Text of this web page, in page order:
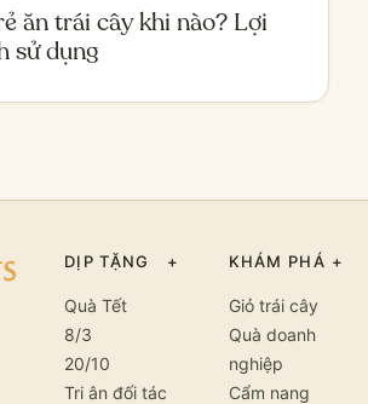
ăn trái cây khi nào? Lợi
sử dụng
DỊP TẶNG +
Quà Tết
8/3
20/10
Tri ân đối tác
KHÁM PHÁ +
Giỏ trái cây
Quà doanh
nghiệp
Cẩm nang